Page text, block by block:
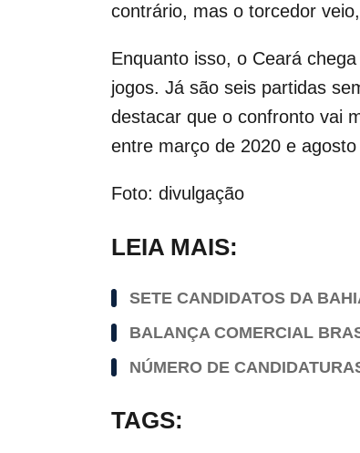
contrário, mas o torcedor
Enquanto isso, o Ceará
jogos. Já são seis partidas
destacar que o confronto vai
entre março de 2020 e
Foto: divulgação
LEIA MAIS:
SETE CANDIDATOS DA
BALANÇA COMERCIAL
NÚMERO DE
TAGS: